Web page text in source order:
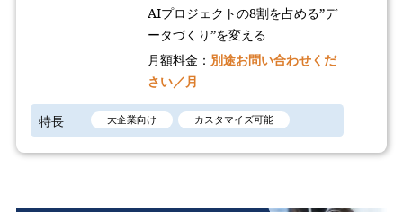
AIプロジェクトの8割を占める”デ
ータづくり”を変える
月額料金： 別途お問い合わせくだ
さい／月
特長 大企業向け カスタマイズ可能